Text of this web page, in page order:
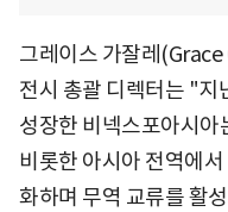
그레이스 가잘레
전시 총괄 디렉터는 "지
성장한 비넥스포아시아
비롯한 아시아 전역에
화하며 무역 교류를 활